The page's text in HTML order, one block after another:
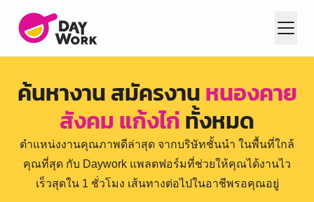
ค้นหางาน สมัครงานหนองคาย
สังคม แก้งไก่ทั้งหมด
ตำแหน่งงานคุณภาพดีล่าสุด จากบริษัทชั้นนำ ในพื้นที่ใกล้
คุณที่สุด กับ Daywork แพลตฟอร์มที่ช่วยให้คุณได้งานไว
เร็วสุดใน 1 ชั่วโมง เส้นทางต่อไปในอาชีพรอคุณอยู่